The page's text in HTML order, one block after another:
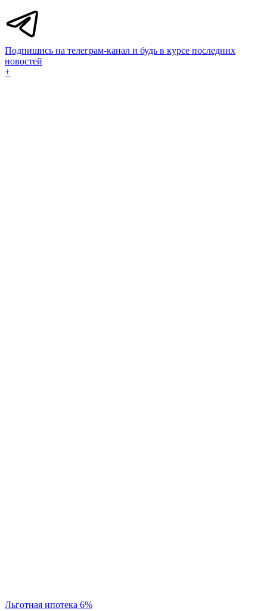
Подпишись на телеграм-канал и будь в курсе последних
новостей
+
Льготная ипотека 6%